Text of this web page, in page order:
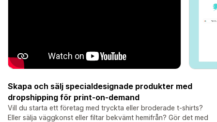
Skapa och sälj specialdesignade produkter med
dropshipping för print-on-demand
Vill du starta ett företag med tryckta eller broderade t-shirts?
Eller sälja väggkonst eller filtar bekvämt hemifrån? Gör det med